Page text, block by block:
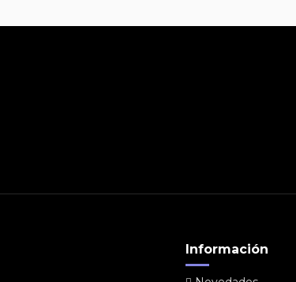
Información